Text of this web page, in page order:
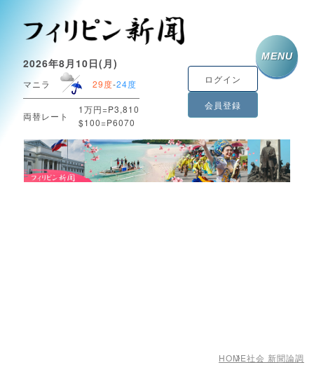
2026年8月10日(月)
マニラ 29度-24度
両替レート
1万円=P3,810
$100=P6070
ログイン
会員登録
MENU
HOME社会 新聞論調